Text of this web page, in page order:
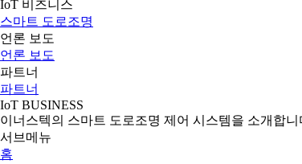
IoT 비즈니스
스마트 도로조명
언론 보도
언론 보도
파트너
파트너
IoT BUSINESS
이너스텍의 스마트 도로조명 제어 시스템을 소개합
서브메뉴
홈